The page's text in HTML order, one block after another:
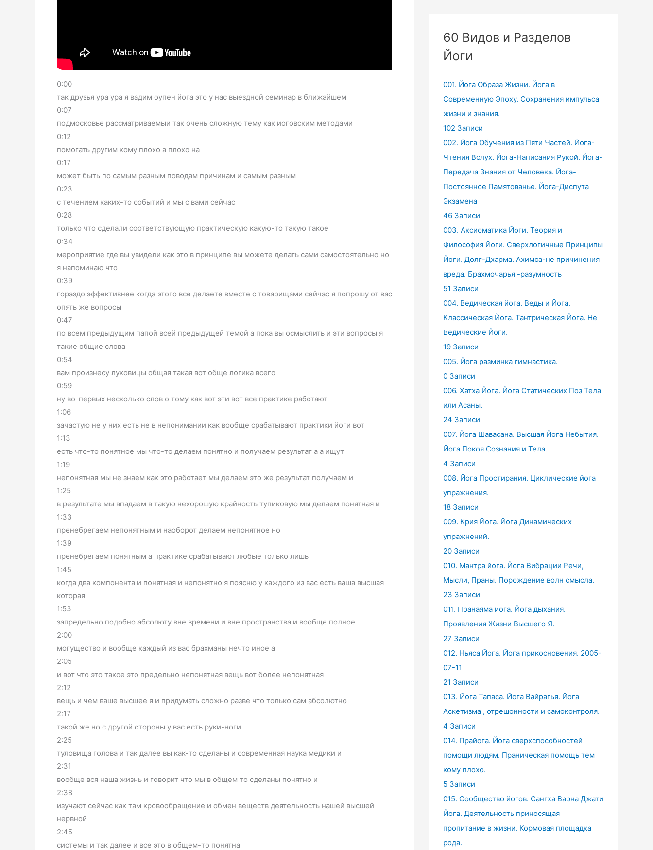
0:00
так друзья ура ура я вадим оупен йога это у нас выездной семинар в ближайшем
0:07
подмосковье рассматриваемый так очень сложную тему как йоговским методами
0:12
помогать другим кому плохо а плохо на
0:17
может быть по самым разным поводам причинам и самым разным
0:23
с течением каких-то событий и мы с вами сейчас
0:28
только что сделали соответствующую практическую какую-то такую такое
0:34
мероприятие где вы увидели как это в принципе вы можете делать сами самостоятельно но
я напоминаю что
0:39
гораздо эффективнее когда этого все делаете вместе с товарищами сейчас я попрошу от вас
опять же вопросы
0:47
по всем предыдущим папой всей предыдущей темой а пока вы осмыслить и эти вопросы я
такие общие слова
0:54
вам произнесу луковицы общая такая вот обще логика всего
0:59
ну во-первых несколько слов о тому как вот эти вот все практике работают
1:06
зачастую не у них есть не в непонимании как вообще срабатывают практики йоги вот
1:13
есть что-то понятное мы что-то делаем понятно и получаем результат а а ищут
1:19
непонятная мы не знаем как это работает мы делаем это же результат получаем и
1:25
в результате мы впадаем в такую нехорошую крайность тупиковую мы делаем понятная и
1:33
пренебрегаем непонятным и наоборот делаем непонятное но
1:39
пренебрегаем понятным а практике срабатывают любые только лишь
1:45
когда два компонента и понятная и непонятно я поясню у каждого из вас есть ваша высшая
которая
1:53
запредельно подобно абсолюту вне времени и вне пространства и вообще полное
2:00
могущество и вообще каждый из вас брахманы нечто иное а
2:05
и вот что это такое это предельно непонятная вещь вот более непонятная
2:12
вещь и чем ваше высшее я и придумать сложно разве что только сам абсолютно
2:17
такой же но с другой стороны у вас есть руки-ноги
2:25
туловища голова и так далее вы как-то сделаны и современная наука медики и
2:31
вообще вся наша жизнь и говорит что мы в общем то сделаны понятно и
2:38
изучают сейчас как там кровообращение и обмен веществ деятельность нашей высшей
нервной
2:45
системы и так далее и все это в общем-то понятна
60 Видов и Разделов
Йоги
001. Йога Образа Жизни. Йога в
Современную Эпоху. Сохранения импульса
жизни и знания.
102 Записи
002. Йога Обучения из Пяти Частей. Йога-
Чтения Вслух. Йога-Написания Рукой. Йога-
Передача Знания от Человека. Йога-
Постоянное Памятованье. Йога-Диспута
Экзамена
46 Записи
003. Аксиоматика Йоги. Теория и
Философия Йоги. Сверхлогичные Принципы
Йоги. Долг-Дхарма. Ахимса-не причинения
вреда. Брахмочарья -разумность
51 Записи
004. Ведическая йога. Веды и Йога.
Классическая Йога. Тантрическая Йога. Не
Ведические Йоги.
19 Записи
005. Йога разминка гимнастика.
0 Записи
006. Хатха Йога. Йога Статических Поз Тела
или Асаны.
24 Записи
007. Йога Шавасана. Высшая Йога Небытия.
Йога Покоя Сознания и Тела.
4 Записи
008. Йога Простирания. Циклические йога
упражнения.
18 Записи
009. Крия Йога. Йога Динамических
упражнений.
20 Записи
010. Мантра йога. Йога Вибрации Речи,
Мысли, Праны. Порождение волн смысла.
23 Записи
011. Пранаяма йога. Йога дыхания.
Проявления Жизни Высшего Я.
27 Записи
012. Ньяса Йога. Йога прикосновения. 2005-
07-11
21 Записи
013. Йога Тапаса. Йога Вайрагья. Йога
Аскетизма , отрешонности и самоконтроля.
4 Записи
014. Прайога. Йога сверхспособностей
помощи людям. Праническая помощь тем
кому плохо.
5 Записи
015. Сообщество йогов. Сангха Варна Джати
Йога. Деятельность приносящая
пропитание в жизни. Кормовая площадка
рода.